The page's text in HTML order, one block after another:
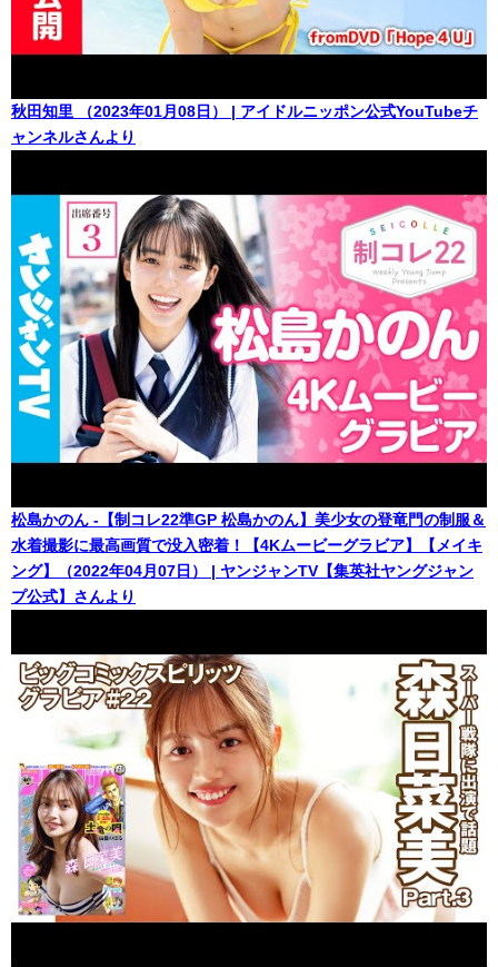
秋田知里 （2023年01月08日） | アイドルニッポン公式YouTubeチ
ャンネルさんより
松島かのん -【制コレ22準GP 松島かのん】美少女の登竜門の制服＆
水着撮影に最高画質で没入密着！【4Kムービーグラビア】【メイキ
ング】（2022年04月07日） | ヤンジャンTV【集英社ヤングジャン
プ公式】さんより